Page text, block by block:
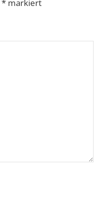
* markiert